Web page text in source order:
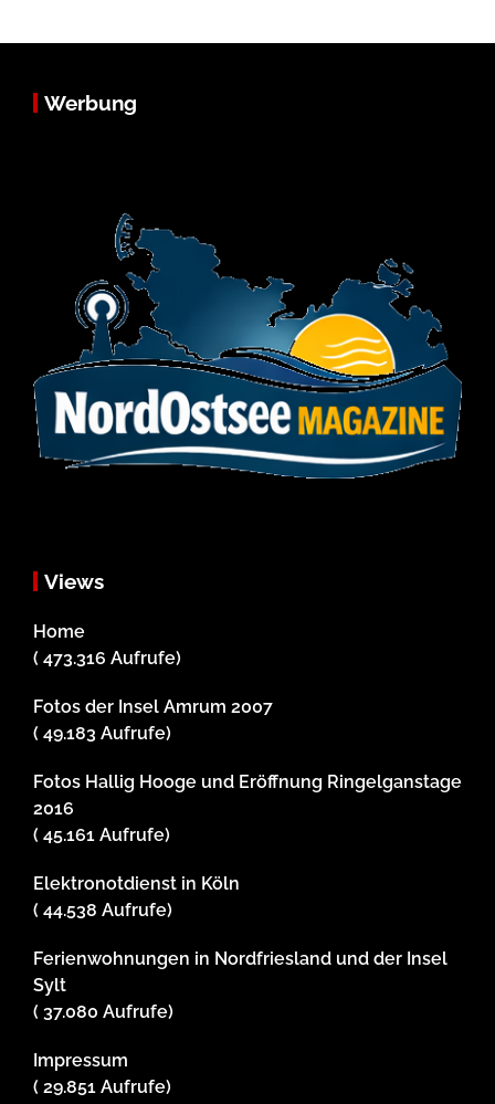
Werbung
Views
Home
( 473.316 Aufrufe)
Fotos der Insel Amrum 2007
( 49.183 Aufrufe)
Fotos Hallig Hooge und Eröffnung Ringelganstage
2016
( 45.161 Aufrufe)
Elektronotdienst in Köln
( 44.538 Aufrufe)
Ferienwohnungen in Nordfriesland und der Insel
Sylt
( 37.080 Aufrufe)
Impressum
( 29.851 Aufrufe)